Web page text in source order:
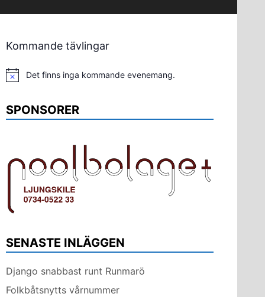
Kommande tävlingar
Notis Det finns inga kommande evenemang.
SPONSORER
SENASTE INLÄGGEN
Django snabbast runt Runmarö
Folkbåtsnytts vårnummer